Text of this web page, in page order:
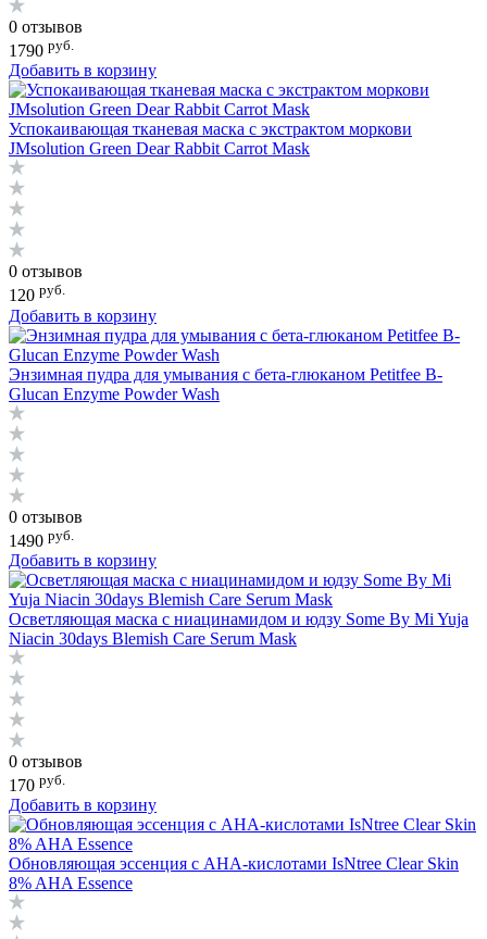
0 отзывов
1790 руб.
Добавить в корзину
Успокаивающая тканевая маска с экстрактом моркови
JMsolution Green Dear Rabbit Carrot Mask
0 отзывов
120 руб.
Добавить в корзину
Энзимная пудра для умывания с бета-глюканом Petitfee B-
Glucan Enzyme Powder Wash
0 отзывов
1490 руб.
Добавить в корзину
Осветляющая маска с ниацинамидом и юдзу Some By Mi Yuja
Niacin 30days Blemish Care Serum Mask
0 отзывов
170 руб.
Добавить в корзину
Обновляющая эссенция с АНА-кислотами IsNtree Clear Skin
8% AHA Essence